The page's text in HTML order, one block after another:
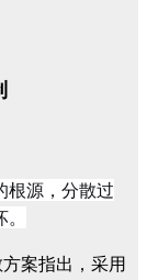
根源，分散过
案指出，采用